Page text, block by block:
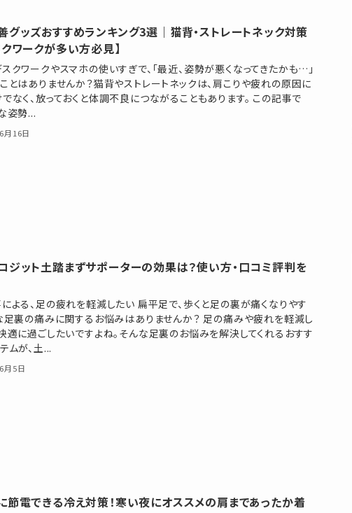
グッズおすすめランキング3選｜猫背・ストレートネック対策
クワークが多い方必見】
クワークやスマホの使いすぎで、「最近、姿勢が悪くなってきたかも…」
とはありませんか？猫背やストレートネックは、肩こりや疲れの原因に
なく、放っておくと体調不良につながることもあります。 この記事で
姿勢...
月16日
ジット土踏まずサポーターの効果は？使い方・口コミ評判を
よる、足の疲れを軽減したい 扁平足で、歩くと足の裏が痛くなりやす
足裏の痛みに関するお悩みはありませんか？ 足の痛みや疲れを軽減し
適に過ごしたいですよね。そんな足裏のお悩みを解決してくれるおすす
ムが、土...
月5日
節電できる冷え対策！寒い夜にオススメの肩まであったか着